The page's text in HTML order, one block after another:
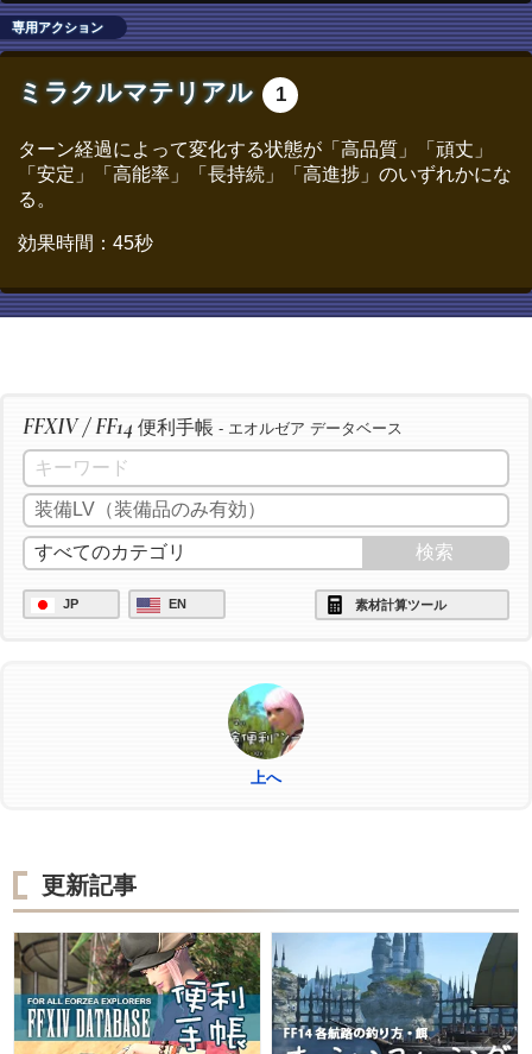
/ac "上級加工" <wait.3>
/ac "パーフェクトメンド" <wait.3>
/ac "ヴェネレーション" <wait.2>
/ac "下地作業" <wait.3>
/ac "下地作業" <wait.3>
/ac "イノベーション" <wait.2>
/ac "上級加工" <wait.3>
/ac "パーフェクトメンド" <wait.3>
/ac "イノベーション" <wait.2>
/ac "加工" <wait.3>
/ac "中級加工" <wait.3>
/ac "グレートストライド" <wait.2>
/ac "模範作業" <wait.3>
/ac "模範作業" <wait.3>
/ac "模範作業" <wait.3>
専用アクション
ミラクルマテリアル 1
ターン経過によって変化する状態が「高品質」「頑丈」
「安定」「高能率」「長持続」「高進捗」のいずれかにな
る。
効果時間：45秒
FFXIV / FF14 便利手帳 - エオルゼア データベース
JP EN 素材計算ツール
上へ
更新記事